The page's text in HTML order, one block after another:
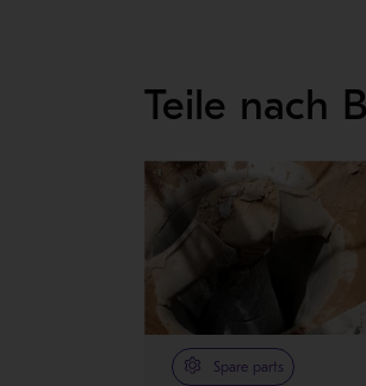
Teile nach
Spare parts